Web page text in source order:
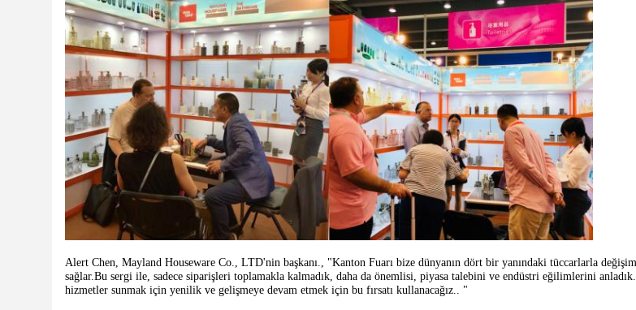
Alert Chen, Mayland Houseware Co., LTD'nin başkanı., "Kanton Fuarı bize dünyanın dört bir yanındaki tüccarlarla
sağlar.Bu sergi ile, sadece siparişleri toplamakla kalmadık, daha da önemlisi, piyasa talebini ve endüstri eğilimlerini
hizmetler sunmak için yenilik ve gelişmeye devam etmek için bu fırsatı kullanacağız.. "